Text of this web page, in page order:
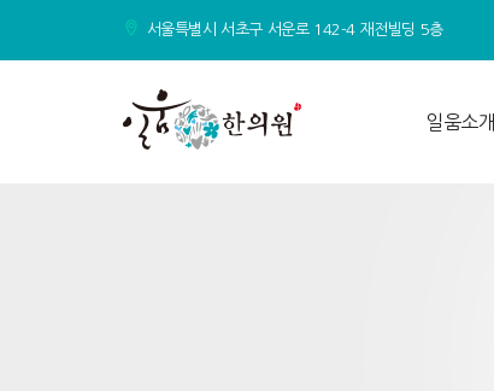
서울특별시 서초구 서운로 142-4 재전빌딩 5층
일움소개